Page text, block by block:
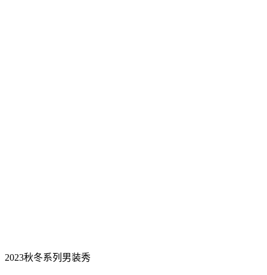
2023秋冬系列男装秀